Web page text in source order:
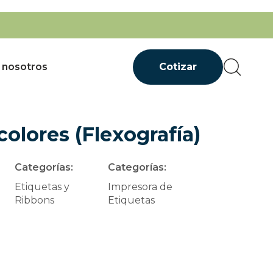
Cotizar
(Flexografía)
Categorías:
Etiquetas y
Ribbons
Categorías:
Impresora de
Etiquetas